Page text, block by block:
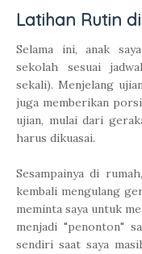
Latihan Rutin
Selama ini, anak
sekolah sesuai
sekali). Menjelang
juga memberikan
ujian, mulai dari
harus dikuasai.
Sesampainya di
kembali mengulang
meminta saya untuk
menjadi "penonton"
sendiri saat saya